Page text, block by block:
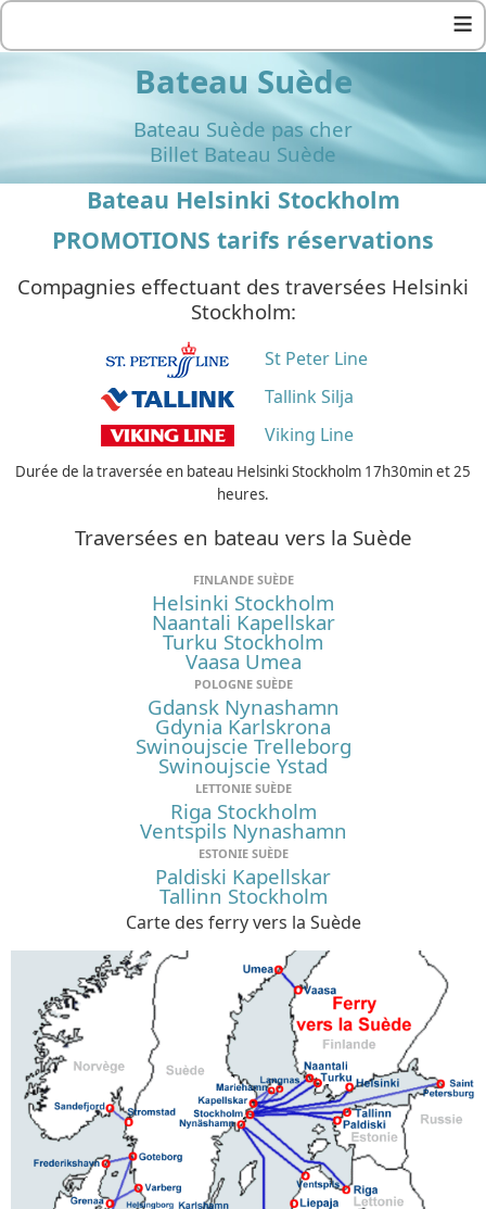
≡
Bateau Suède
Bateau Suède pas cher
Billet Bateau Suède
Bateau Helsinki Stockholm
PROMOTIONS tarifs réservations
Compagnies effectuant des traversées Helsinki
Stockholm:
St Peter Line
Tallink Silja
Viking Line
Durée de la traversée en bateau Helsinki Stockholm 17h30min et 25
heures.
Traversées en bateau vers la Suède
FINLANDE SUÈDE
Helsinki Stockholm
Naantali Kapellskar
Turku Stockholm
Vaasa Umea
POLOGNE SUÈDE
Gdansk Nynashamn
Gdynia Karlskrona
Swinoujscie Trelleborg
Swinoujscie Ystad
LETTONIE SUÈDE
Riga Stockholm
Ventspils Nynashamn
ESTONIE SUÈDE
Paldiski Kapellskar
Tallinn Stockholm
Carte des ferry vers la Suède